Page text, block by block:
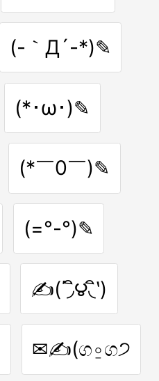
(-｀Д´-*)✎
(*･ω･)✎
(*￣0￣)✎
(=°-°)✎
✍(΄◞ิ౪◟ิ‵)
✉✍(ග⍛ග੭